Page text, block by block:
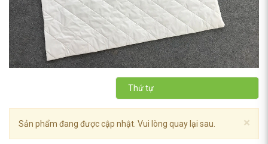
Thứ tự
×
Sản phẩm đang được cập nhật. Vui lòng quay lại sau.